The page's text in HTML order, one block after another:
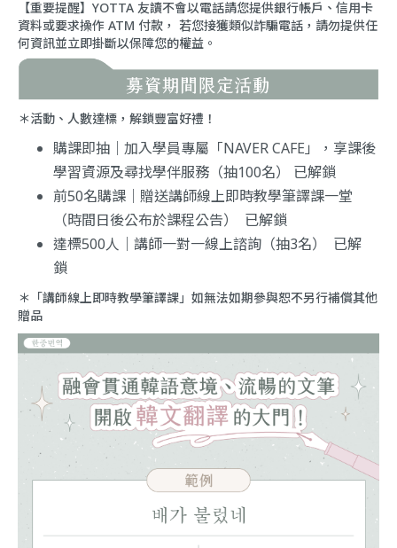
【重要提醒】YOTTA 友讀不會以電話請您提供銀行帳戶、信用卡
資料或要求操作 ATM 付款， 若您接獲類似詐騙電話，請勿提供任
何資訊並立即掛斷以保障您的權益。
＊活動、人數達標，解鎖豐富好禮！
購課即抽｜加入學員專屬「NAVER CAFE」，享課後
學習資源及尋找學伴服務（抽100名） 已解鎖
前50名購課｜贈送講師線上即時教學筆譯課一堂
（時間日後公布於課程公告） 已解鎖
達標500人｜講師一對一線上諮詢（抽3名） 已解
鎖
＊「講師線上即時教學筆譯課」如無法如期參與恕不另行補償其他
贈品